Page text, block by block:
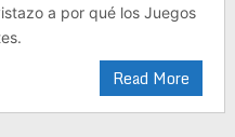
a por qué los Juegos
Read More